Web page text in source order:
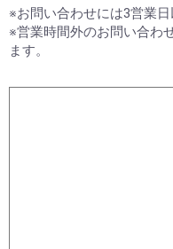
※お問い合わせには3営業日
※営業時間外のお問い合わ
ます。